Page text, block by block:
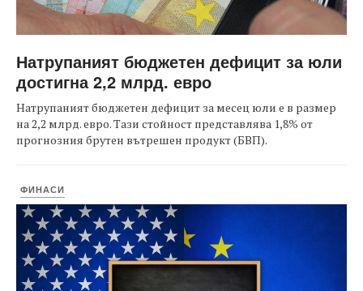
Натрупаният бюджетен дефицит за юли
достигна 2,2 млрд. евро
Натрупаният бюджетен дефицит за месец юли е в размер
на 2,2 млрд. евро. Тази стойност представлява 1,8% от
прогнозния брутен вътрешен продукт (БВП).
ФИНАСИ